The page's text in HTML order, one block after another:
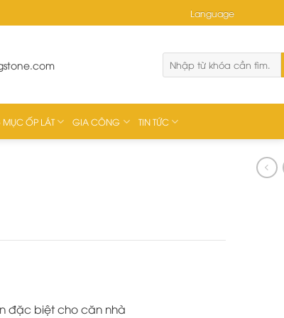
ỐP LÁT GIA CÔNG TIN TỨC
đặc biệt cho căn nhà
Language